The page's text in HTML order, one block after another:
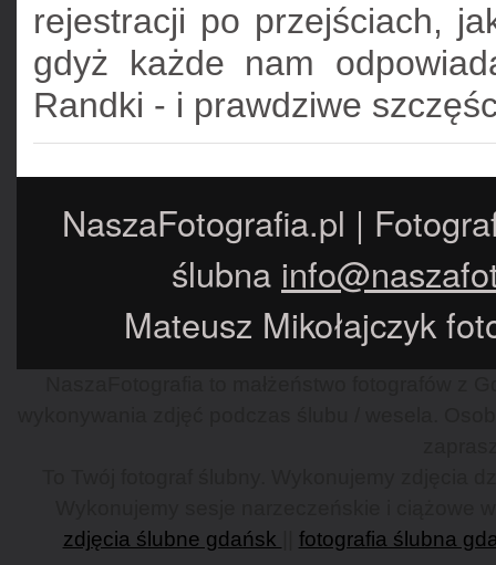
rejestracji po przejściach,
gdyż każde nam
Randki - i prawdziwe
NaszaFotografia.pl |
ślubna
Mateusz Mikołajczyk
zdjęcia ślubne gdańsk
fotografia ślubna